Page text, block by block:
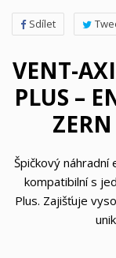
Sdílet
VENT-
PLUS –
Špičkový náhradní
kompatibilní s
Plus. Zajišťuje